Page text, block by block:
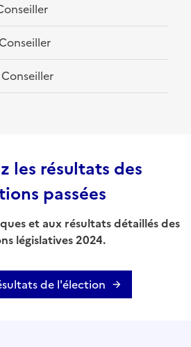
les résultats des
passées
et aux résultats détaillés des
législatives 2024.
de l'élection